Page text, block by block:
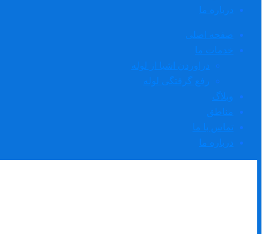
درباره ما
صفحه اصلی
خدمات ما
دراوردن اشیا از لوله
رفع گرفتگی لوله
وبلاگ
مناطق
تماس با ما
درباره ما